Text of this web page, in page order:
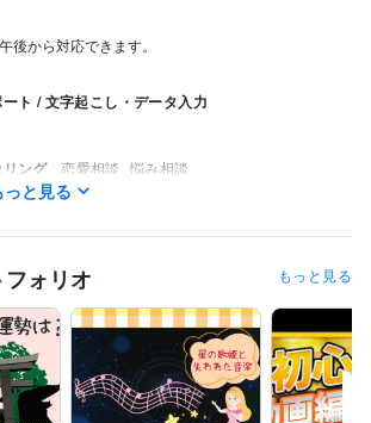
後から対応できます。
ト / 文字起こし・データ入力
ング 恋愛相談 悩み相談
と見る
ォリオ もっと見る